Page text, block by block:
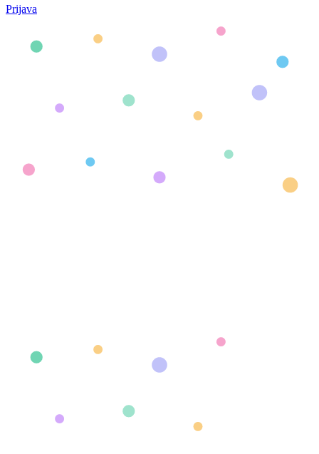
Prijava